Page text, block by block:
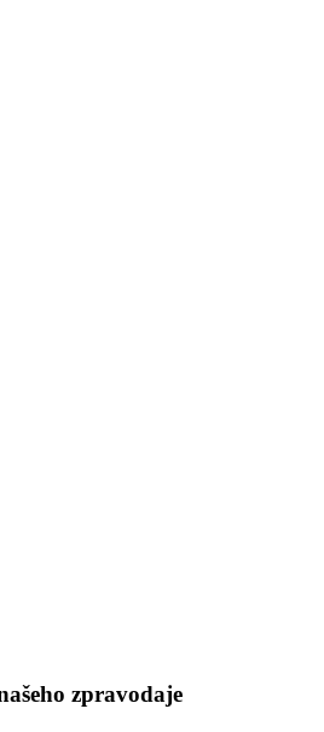
zpravodaje